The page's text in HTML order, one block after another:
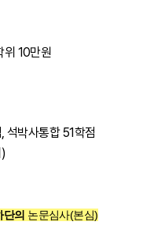
위 10만원
석박사통합 51학점
단의 논문심사(본심)